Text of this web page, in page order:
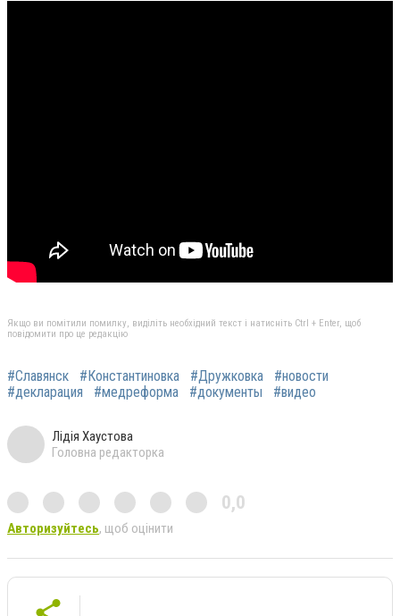
Якщо ви помітили помилку, виділіть необхідний текст і натисніть Ctrl + Enter, щоб
повідомити про це редакцію
#Славянск #Константиновка #Дружковка
#новости
#декларация
#медреформа #документы #видео
Лідія Хаустова
Головна редакторка
0,0
Авторизуйтесь, щоб оцінити